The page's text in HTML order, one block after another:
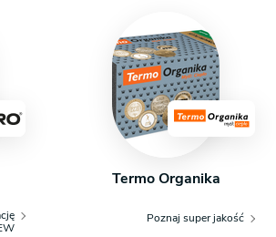
Termo Organika
Poznaj super jakość